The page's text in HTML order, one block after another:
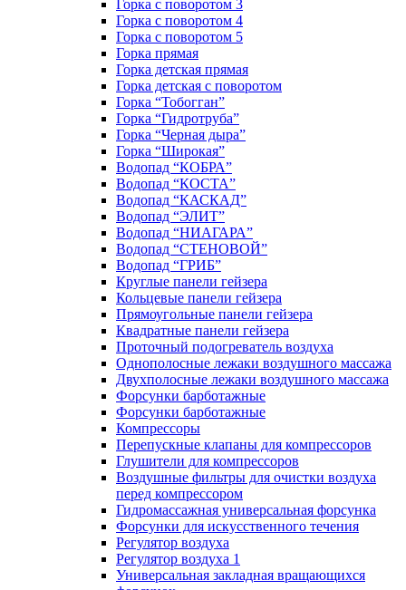
Горка с поворотом 3
Горка с поворотом 4
Горка с поворотом 5
Горка прямая
Горка детская прямая
Горка детская с поворотом
Горка “Тобогган”
Горка “Гидротруба”
Горка “Черная дыра”
Горка “Широкая”
Водопад “КОБРА”
Водопад “КОСТА”
Водопад “КАСКАД”
Водопад “ЭЛИТ”
Водопад “НИАГАРА”
Водопад “СТЕНОВОЙ”
Водопад “ГРИБ”
Круглые панели гейзера
Кольцевые панели гейзера
Прямоугольные панели гейзера
Квадратные панели гейзера
Проточный подогреватель воздуха
Однополосные лежаки воздушного массажа
Двухполосные лежаки воздушного массажа
Форсунки барботажные
Форсунки барботажные
Компрессоры
Перепускные клапаны для компрессоров
Глушители для компрессоров
Воздушные фильтры для очистки воздуха
перед компрессором
Гидромассажная универсальная форсунка
Форсунки для искусственного течения
Регулятор воздуха
Регулятор воздуха 1
Универсальная закладная вращающихся